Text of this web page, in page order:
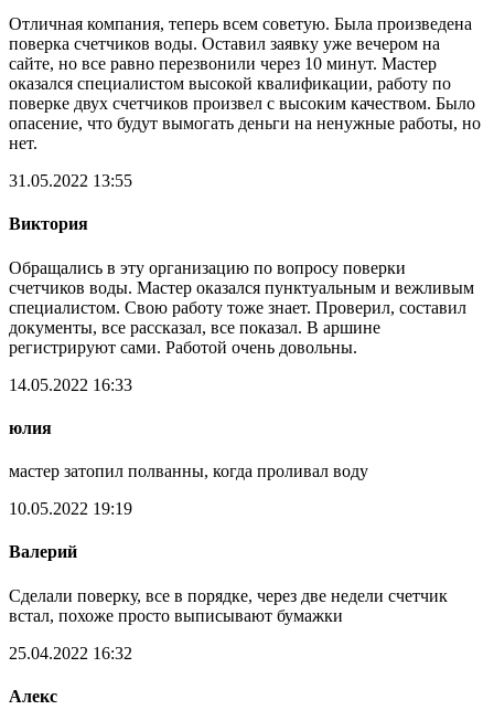
Отличная компания, теперь всем советую. Была произведена
поверка счетчиков воды. Оставил заявку уже вечером на
сайте, но все равно перезвонили через 10 минут. Мастер
оказался специалистом высокой квалификации, работу по
поверке двух счетчиков произвел с высоким качеством. Было
опасение, что будут вымогать деньги на ненужные работы, но
нет.
31.05.2022 13:55
Виктория
Обращались в эту организацию по вопросу поверки
счетчиков воды. Мастер оказался пунктуальным и вежливым
специалистом. Свою работу тоже знает. Проверил, составил
документы, все рассказал, все показал. В аршине
регистрируют сами. Работой очень довольны.
14.05.2022 16:33
юлия
мастер затопил полванны, когда проливал воду
10.05.2022 19:19
Валерий
Сделали поверку, все в порядке, через две недели счетчик
встал, похоже просто выписывают бумажки
25.04.2022 16:32
Алекс